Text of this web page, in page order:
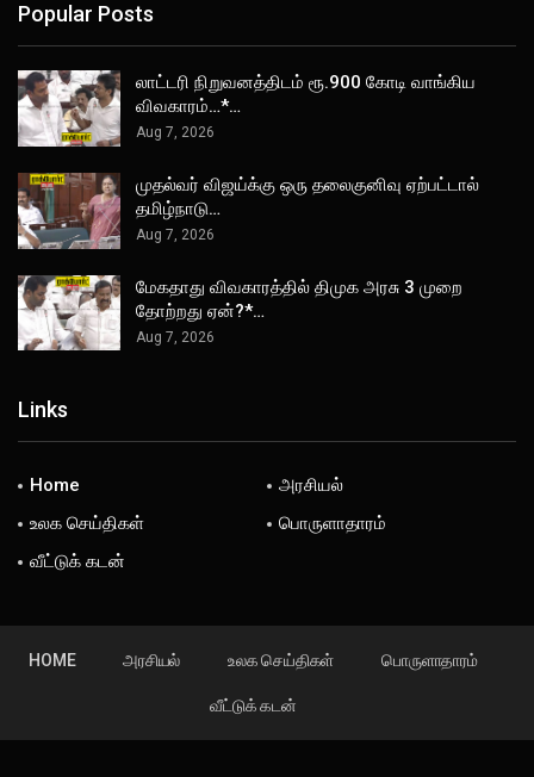
Popular Posts
லாட்டரி நிறுவனத்திடம் ரூ.900 கோடி வாங்கிய
விவகாரம்…*…
Aug 7, 2026
முதல்வர் விஜய்க்கு ஒரு தலைகுனிவு ஏற்பட்டால்
தமிழ்நாடு…
Aug 7, 2026
மேகதாது விவகாரத்தில் திமுக அரசு 3 முறை
தோற்றது ஏன்?*…
Aug 7, 2026
Links
Home
அரசியல்
உலக செய்திகள்
பொருளாதாரம்
வீட்டுக் கடன்
HOME அரசியல் உலக செய்திகள் பொருளாதாரம்
வீட்டுக் கடன்